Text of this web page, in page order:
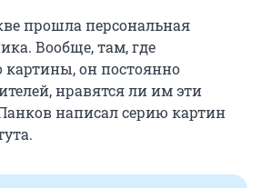
прошла персональная
Вообще, там, где
картины, он постоянно
нравятся ли им эти
написал серию картин